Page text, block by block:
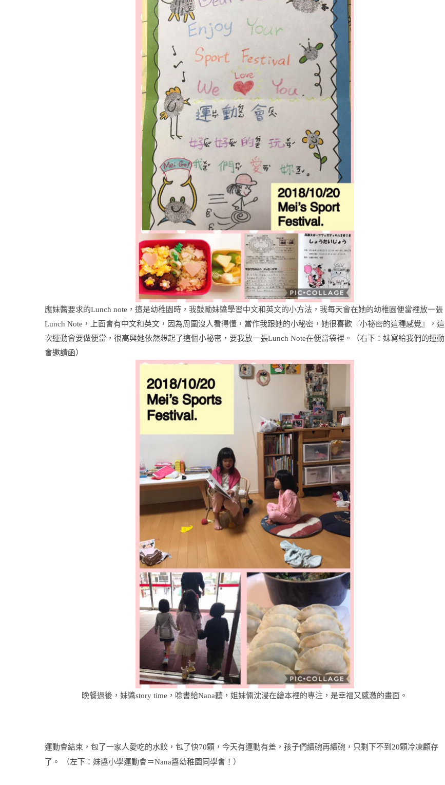
應妹醬要求的Lunch note，這是幼稚園時，我鼓勵妹醬學習中文和英文的小方法，我每天會在她的幼稚園便當裡放一張
Lunch Note，上面會有中文和英文，因為周圍沒人看得懂，當作我跟她的小秘密，她很喜歡『小祕密的這種感覺』，這
次運動會要做便當，很高興她依然想起了這個小秘密，要我放一張Lunch Note在便當袋裡。（右下：妹寫給我們的運動
會邀請函）
晚餐過後，妹醬story time，唸書給Nana聽，姐妹倆沈浸在繪本裡的專注 ，是幸福又感激的畫面。
運動會結束，包了一家人愛吃的水餃，包了快70顆，今天有運動有差，孩子們續碗再續碗，只剩下不到20顆冷凍顧存
了。 （左下： 妹醬小學運動會＝Nana醬幼稚園同學會！）